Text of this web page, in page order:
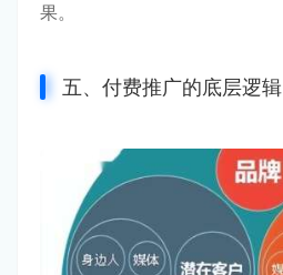
果。
五、付费推广的底层逻辑